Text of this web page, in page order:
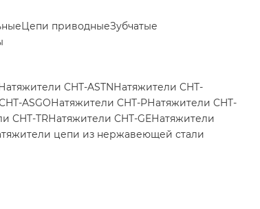
Цепи приводныеЗубчатые
CHT-ASTNНатяжители CHT-
ASGOНатяжители CHT-PНатяжители CHT-
CHT-TRНатяжители CHT-GEНатяжители
цепи из нержавеющей стали